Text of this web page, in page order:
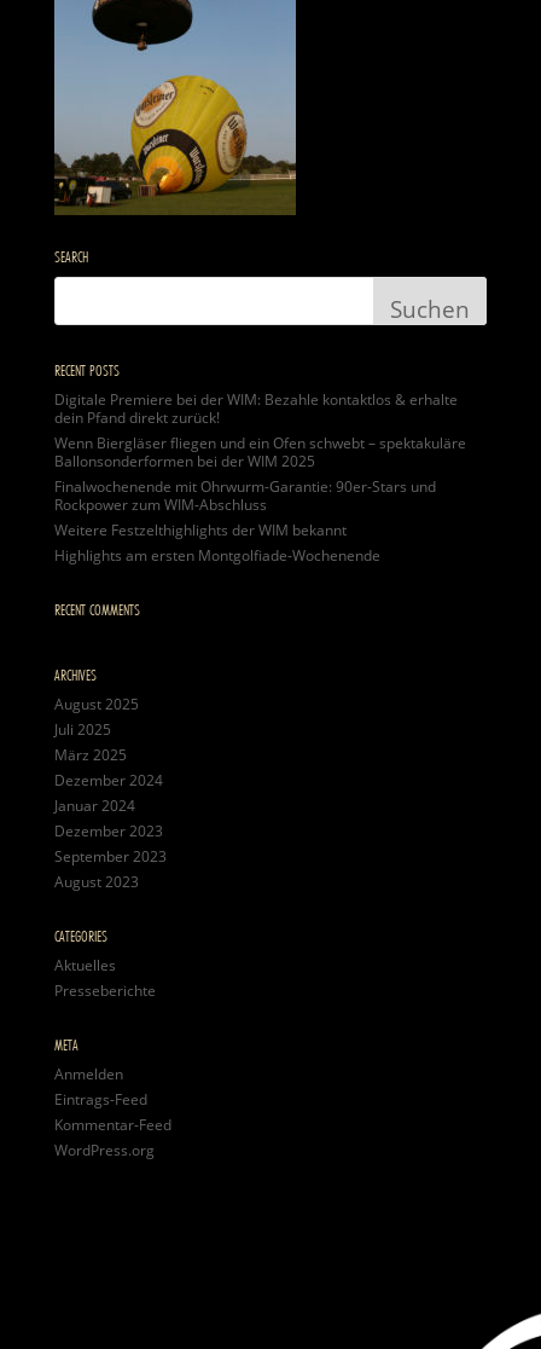
SEARCH
RECENT POSTS
Digitale Premiere bei der WIM: Bezahle kontaktlos & erhalte
dein Pfand direkt zurück!
Wenn Biergläser fliegen und ein Ofen schwebt – spektakuläre
Ballonsonderformen bei der WIM 2025
Finalwochenende mit Ohrwurm-Garantie: 90er-Stars und
Rockpower zum WIM-Abschluss
Weitere Festzelthighlights der WIM bekannt
Highlights am ersten Montgolfiade-Wochenende
RECENT COMMENTS
ARCHIVES
August 2025
Juli 2025
März 2025
Dezember 2024
Januar 2024
Dezember 2023
September 2023
August 2023
CATEGORIES
Aktuelles
Presseberichte
META
Anmelden
Eintrags-Feed
Kommentar-Feed
WordPress.org